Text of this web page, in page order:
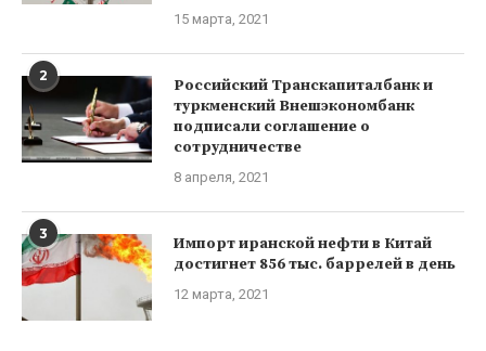
15 марта, 2021
2
Российский Транскапиталбанк и
туркменский Внешэкономбанк
подписали соглашение о
сотрудничестве
8 апреля, 2021
3
Импорт иранской нефти в Китай
достигнет 856 тыс. баррелей в день
12 марта, 2021